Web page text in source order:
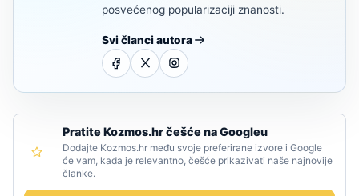
posvećenog popularizaciji znanosti.
Svi članci autora
Pratite Kozmos.hr češće na Googleu
Dodajte Kozmos.hr među svoje preferirane izvore i Google
će vam, kada je relevantno, češće prikazivati naše najnovije
članke.